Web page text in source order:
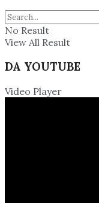
No Result
View All Result
DA YOUTUBE
Video Player